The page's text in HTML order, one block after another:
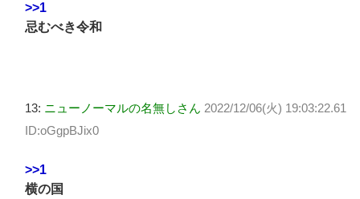
>>1
忌むべき令和
13: ニューノーマルの名無しさん 2022/12/06(火) 19:03:22.61
ID:oGgpBJix0
>>1
横の国